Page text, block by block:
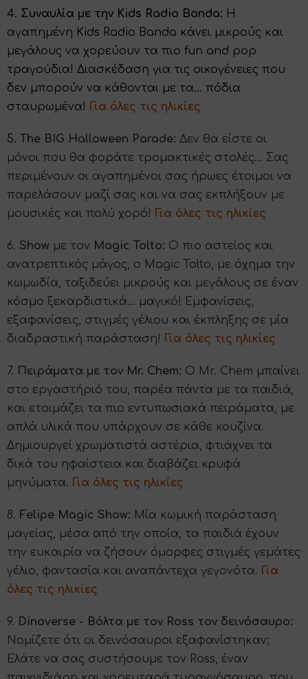
4. Συναυλία με την Kids Radio Banda: Η
αγαπημένη Kids Radio Banda κάνει μικρούς και
μεγάλους να χορεύουν τα πιο fun and pop
τραγούδια! Διασκέδαση για τις οικογένειες που
δεν μπορούν να κάθονται με τα... πόδια
σταυρωμένα! Για όλες τις ηλικίες
5. The BIG Halloween Parade: Δεν θα είστε οι
μόνοι που θα φοράτε τρομακτικές στολές… Σας
περιμένουν οι αγαπημένοι σας ήρωες έτοιμοι να
παρελάσουν μαζί σας και να σας εκπλήξουν με
μουσικές και πολύ χορό! Για όλες τις ηλικίες
6. Show με τον Magic Tolto: Ο πιο αστείος και
ανατρεπτικός μάγος, ο Magic Tolto, με όχημα την
κωμωδία, ταξιδεύει μικρούς και μεγάλους σε έναν
κόσμο ξεκαρδιστικά... μαγικό! Εμφανίσεις,
εξαφανίσεις, στιγμές γέλιου και έκπληξης σε μία
διαδραστική παράσταση! Για όλες τις ηλικίες
7. Πειράματα με τον Mr. Chem: Ο Mr. Chem μπαίνει
στο εργαστήριό του, παρέα πάντα με τα παιδιά,
και ετοιμάζει τα πιο εντυπωσιακά πειράματα, με
απλά υλικά που υπάρχουν σε κάθε κουζίνα.
Δημιουργεί χρωματιστά αστέρια, φτιάχνει τα
δικά του ηφαίστεια και διαβάζει κρυφά
μηνύματα. Για όλες τις ηλικίες
8. Felipe Magic Show: Μία κωμική παράσταση
μαγείας, μέσα από την οποία, τα παιδιά έχουν
την ευκαιρία να ζήσουν όμορφες στιγμές γεμάτες
γέλιο, φαντασία και αναπάντεχα γεγονότα. Για
όλες τις ηλικίες
9. Dinoverse - Βόλτα με τον Ross τον δεινόσαυρο:
Νομίζετε ότι οι δεινόσαυροι εξαφανίστηκαν;
Ελάτε να σας συστήσουμε τον Ross, έναν